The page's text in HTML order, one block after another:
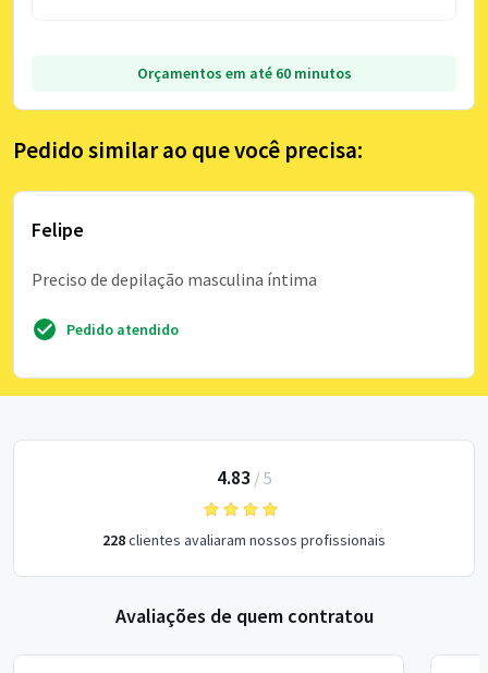
Orçamentos em até 60 minutos
Pedido similar ao que você precisa:
Felipe
Preciso de depilação masculina íntima
Pedido atendido
4.83 / 5
228clientes avaliaram nossos profissionais
Avaliações de quem contratou